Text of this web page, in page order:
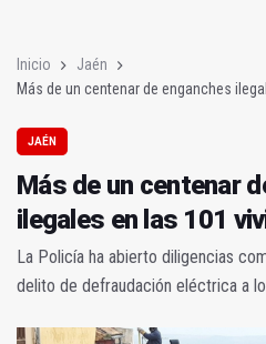
Inicio
Jaén
Más de un centenar de enganches
JAÉN
Más de un centenar
ilegales en las 101
La Policía ha abierto diligencias
delito de defraudación eléctrica a